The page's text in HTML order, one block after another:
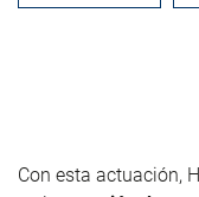
Con esta actuación,